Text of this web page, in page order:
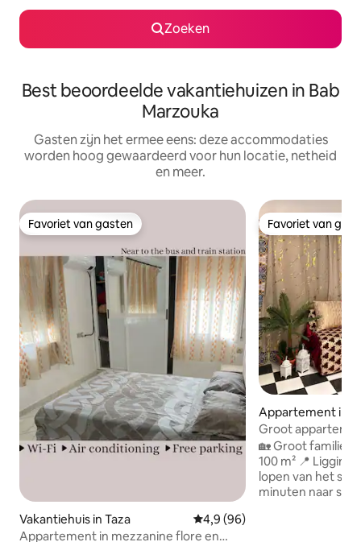
Zoeken
Best beoordeelde vakantiehuizen in Bab
Marzouka
Gasten zijn het ermee eens: deze accommodaties
worden hoog gewaardeerd voor hun locatie, netheid
en meer.
Favoriet van gasten
Favoriet van gasten
Vakantiehuis in Taza Gemiddelde beoordeling van
4,9 (96)
Appartement in mezzanine flore en
Favoriet van
Favoriet van
Appartement in
Groot
slaapkamers.
🏡 Groot familie-
100 m² 📍 Ligging: 🏙️ • Op vijf minuten
lopen van het
minuten naar